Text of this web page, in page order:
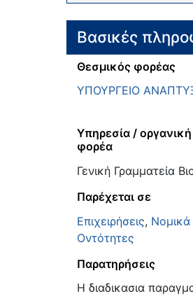
Βασικές
Θεσμικός φορέας
ΥΠΟΥΡΓΕΙΟ
Υπηρεσία /
φορέα
Γενική Γραμματεία
Παρέχεται σε
Επιχειρήσεις,
Οντότητες
Παρατηρήσεις
Η διαδικασια